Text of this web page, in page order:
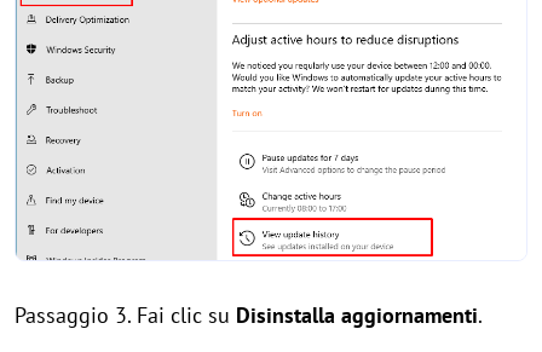
Passaggio 3. Fai clic su Disinstalla aggiornamenti.